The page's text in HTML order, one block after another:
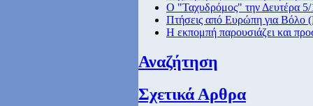
Ο "Ταχυδρόμος" την Δευτέρα 5/
Πτήσεις από Eυρώπη για Βόλο
Η εκπομπή παρουσιάζει και
Αναζήτηση
Σχετικά Αρθρα